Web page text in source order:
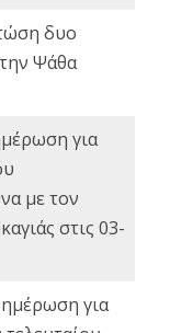
δυο
Ψάθα
για
με τον
στις 03-
για